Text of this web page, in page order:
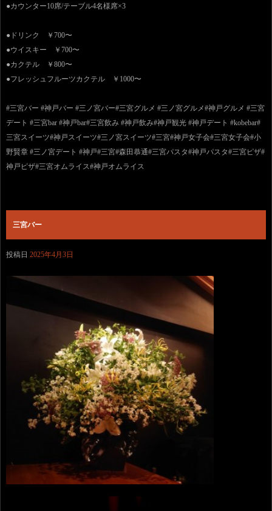
●カウンター10席/テーブル4名様席×3
●ドリンク ￥700〜
●ウイスキー ￥700〜
●カクテル ￥800〜
●フレッシュフルーツカクテル ￥1000〜
#三宮バー #神戸バー #三ノ宮バー#三宮グルメ #三ノ宮グルメ#神戸グルメ #三宮
デート #三宮bar #神戸bar#三宮飲み #神戸飲み#神戸観光 #神戸デート #kobebar#
三宮スイーツ#神戸スイーツ#三ノ宮スイーツ#三宮#神戸女子会#三宮女子会#小
野賢章 #三ノ宮デート #神戸#三宮#森田恭通#三宮パスタ#神戸パスタ#三宮ピザ#
神戸ピザ#三宮オムライス#神戸オムライス
三宮バー
投稿日 2025年4月3日